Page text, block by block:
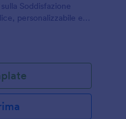
Soddisfazione
personalizzabile e